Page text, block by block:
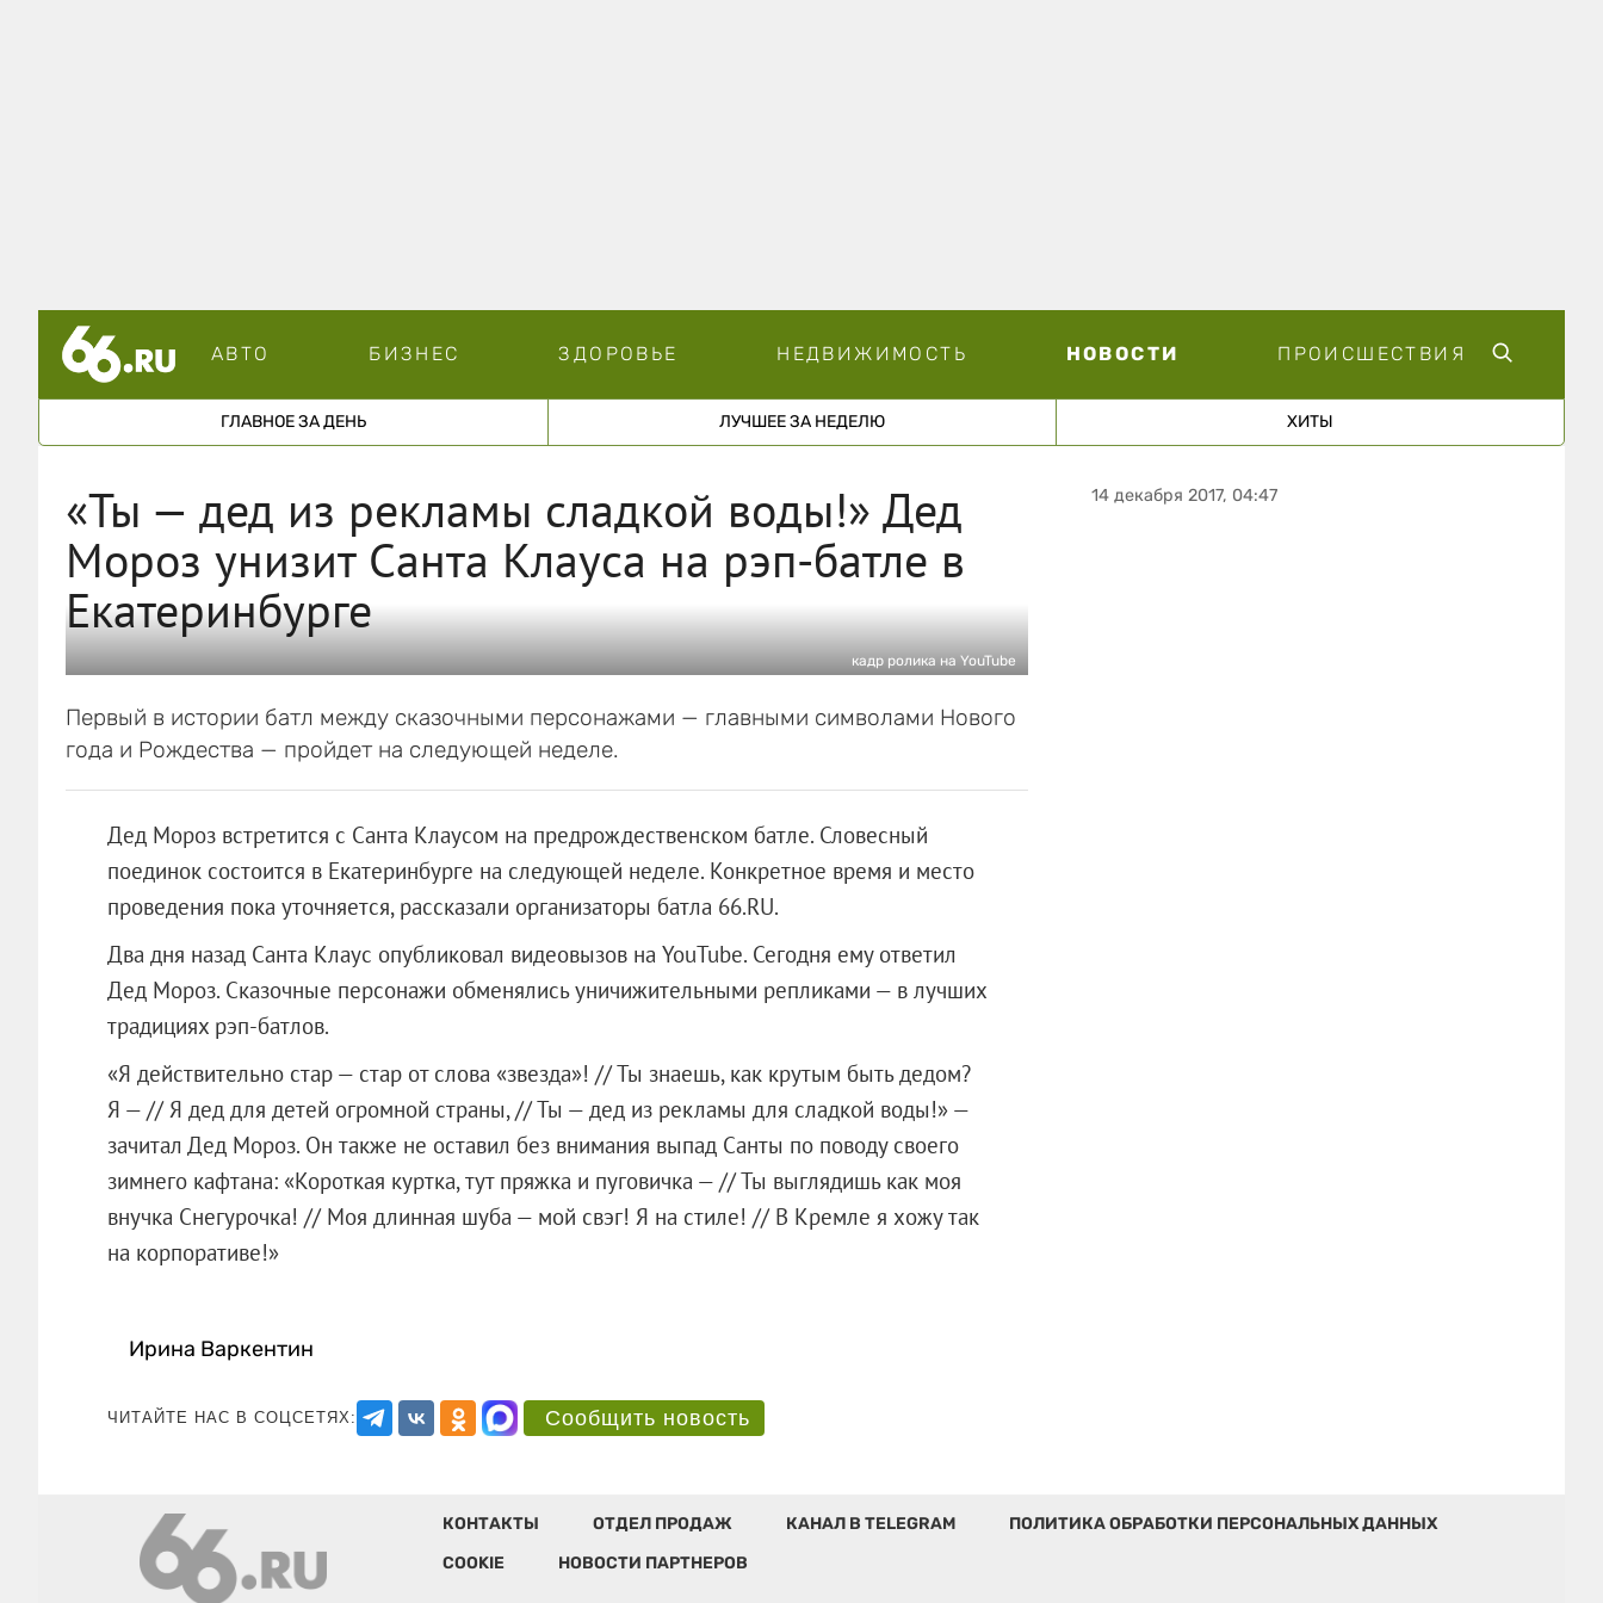
АВТО БИЗНЕС ЗДОРОВЬЕ НЕДВИЖИМОСТЬ НОВОСТИ ПРОИСШЕСТВИЯ
ГЛАВНОЕ ЗА ДЕНЬ ЛУЧШЕЕ ЗА НЕДЕЛЮ ХИТЫ
«Ты — дед из рекламы сладкой воды!» Дед
Мороз унизит Санта Клауса на рэп-батле в
Екатеринбурге
кадр ролика на YouTube
Первый в истории батл между сказочными персонажами — главными символами Нового
года и Рождества — пройдет на следующей неделе.
Дед Мороз встретится с Санта Клаусом на предрождественском батле. Словесный
поединок состоится в Екатеринбурге на следующей неделе. Конкретное время и место
проведения пока уточняется, рассказали организаторы батла 66.RU.
Два дня назад Санта Клаус опубликовал видеовызов на YouTube. Сегодня ему ответил
Дед Мороз. Сказочные персонажи обменялись уничижительными репликами — в лучших
традициях рэп-батлов.
«Я действительно стар — стар от слова «звезда»! // Ты знаешь, как крутым быть дедом?
Я — // Я дед для детей огромной страны, // Ты — дед из рекламы для сладкой воды!» —
зачитал Дед Мороз. Он также не оставил без внимания выпад Санты по поводу своего
зимнего кафтана: «Короткая куртка, тут пряжка и пуговичка — // Ты выглядишь как моя
внучка Снегурочка! // Моя длинная шуба — мой свэг! Я на стиле! // В Кремле я хожу так
на корпоративе!»
Ирина Варкентин
ЧИТАЙТЕ НАС В СОЦСЕТЯХ: Сообщить новость
14 декабря 2017, 04:47
КОНТАКТЫ ОТДЕЛ ПРОДАЖ КАНАЛ В TELEGRAM
ПОЛИТИКА ОБРАБОТКИ ПЕРСОНАЛЬНЫХ ДАННЫХ
COOKIE
НОВОСТИ ПАРТНЕРОВ